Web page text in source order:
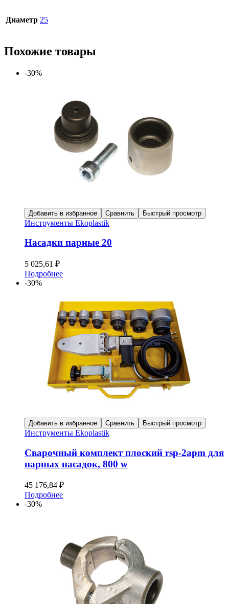
Диаметр 25
Похожие товары
-30%
Добавить в избранное Сравнить Быстрый просмотр
Инструменты Ekoplastik
Насадки парные 20
5 025,61 ₽
Подробнее
-30%
Добавить в избранное Сравнить Быстрый просмотр
Инструменты Ekoplastik
Сварочный комплект плоский rsp-2apm для
парных насадок, 800 w
45 176,84 ₽
Подробнее
-30%